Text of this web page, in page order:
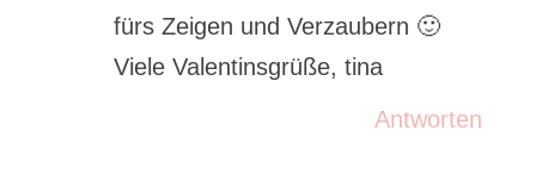
fürs Zeigen und Verzaubern 🙂
Viele Valentinsgrüße, tina
Antworten